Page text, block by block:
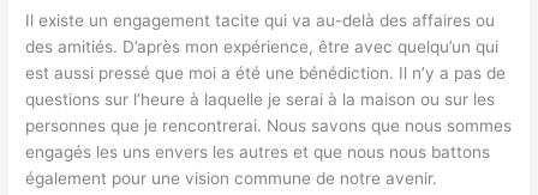
Il existe un engagement tacite qui va au-delà des affaires ou
des amitiés. D’après mon expérience, être avec quelqu’un qui
est aussi pressé que moi a été une bénédiction. Il n’y a pas de
questions sur l’heure à laquelle je serai à la maison ou sur les
personnes que je rencontrerai. Nous savons que nous sommes
engagés les uns envers les autres et que nous nous battons
également pour une vision commune de notre avenir.